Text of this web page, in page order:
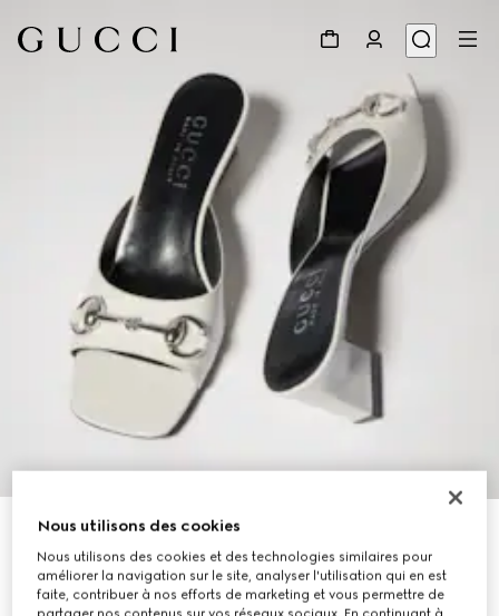
Mules Signora pour femme
CA$1,285
Déclinaisonscuir blanc
Nous utilisons des cookies
Nous utilisons des cookies et des technologies similaires pour
améliorer la navigation sur le site, analyser l'utilisation qui en est
faite, contribuer à nos efforts de marketing et vous permettre de